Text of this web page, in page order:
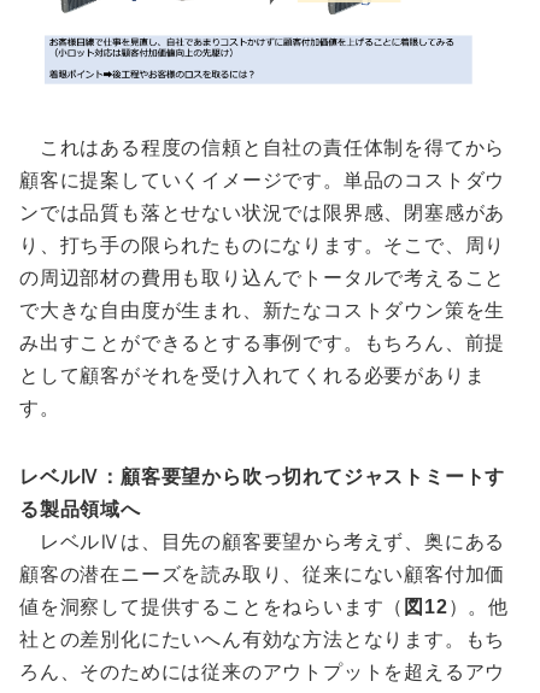
これはある程度の信頼と自社の責任体制を得てから
顧客に提案していくイメージです。単品のコストダウ
ンでは品質も落とせない状況では限界感、閉塞感があ
り、打ち手の限られたものになります。そこで、周り
の周辺部材の費用も取り込んでトータルで考えること
で大きな自由度が生まれ、新たなコストダウン策を生
み出すことができるとする事例です。もちろん、前提
として顧客がそれを受け入れてくれる必要がありま
す。
レベルⅣ：顧客要望から吹っ切れてジャストミートす
る製品領域へ
レベルⅣは、目先の顧客要望から考えず、奥にある
顧客の潜在ニーズを読み取り、従来にない顧客付加価
値を洞察して提供することをねらいます（ 図12）。他
社との差別化にたいへん有効な方法となります。もち
ろん、そのためには従来のアウトプットを超えるアウ